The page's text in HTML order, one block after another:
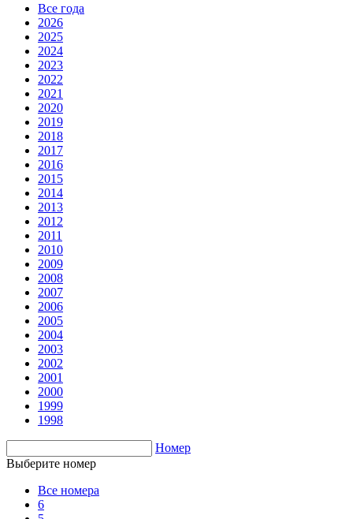
Все года
2026
2025
2024
2023
2022
2021
2020
2019
2018
2017
2016
2015
2014
2013
2012
2011
2010
2009
2008
2007
2006
2005
2004
2003
2002
2001
2000
1999
1998
Номер
Выберите номер
Все номера
6